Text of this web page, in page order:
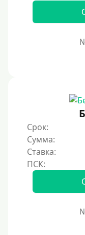
Категории
Без прописки
Без регистрации
С временной
Без
Пенсионерам до
Срок:
Сумма:
Ставка: